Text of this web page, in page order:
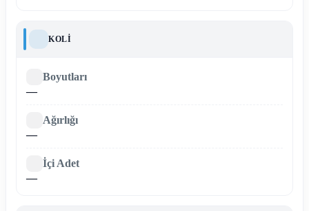
KOLI
Boyutları
—
Ağırlığı
—
İçi Adet
—